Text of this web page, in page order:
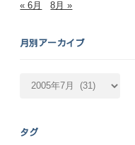
« 6月 8月 »
月別アーカイブ
カ
タグ